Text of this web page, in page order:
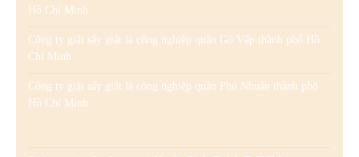
Hồ Chí Minh
Công ty giặt sấy giặt là công nghiệp quận Gò Vấp thành phố Hồ
Chí Minh
Công ty giặt sấy giặt là công nghiệp quận Phú Nhuận thành phố
Hồ Chí Minh